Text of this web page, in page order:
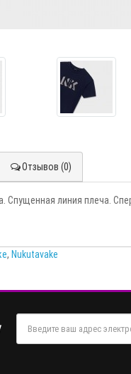
Отзывов (0)
Спущенная линия плеча.
, Nukutavake